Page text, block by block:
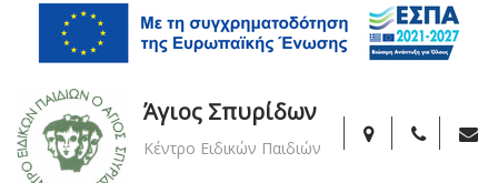
Άγιος Σπυρίδων
Κέντρο Ειδικών Παιδιών